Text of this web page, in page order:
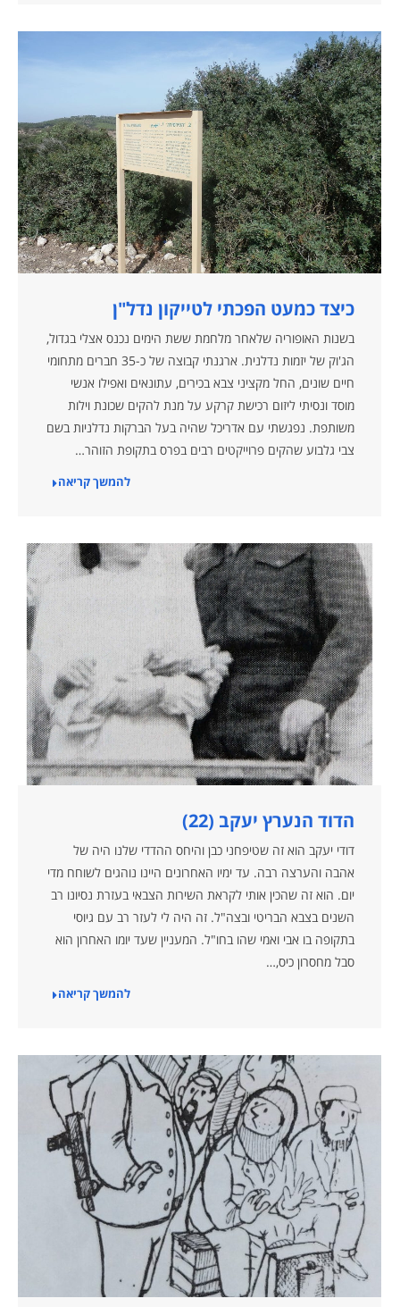
כיצד כמעט הפכתי לטייקון נדל"ן
בשנות האופוריה שלאחר מלחמת ששת הימים נכנס אצלי בגדול,
הג'וק של יזמות נדלנית. ארגנתי קבוצה של כ-35 חברים מתחומי
חיים שונים, החל מקציני צבא בכירים, עתונאים ואפילו אנשי
מוסד ונסיתי ליזום רכישת קרקע על מנת להקים שכונת וילות
משותפת. נפגשתי עם אדריכל שהיה בעל הברקות נדלניות בשם
צבי גלבוע שהקים פרוייקטים רבים בפרס בתקופת הזוהר…
להמשך קריאה
הדוד הנערץ יעקב (22)
דודי יעקב הוא זה שטיפחני כבן והיחס ההדדי שלנו היה של
אהבה והערצה רבה. עד ימיו האחרונים היינו נוהגים לשוחח מדי
יום. הוא זה שהכין אותי לקראת השירות הצבאי בעזרת נסיונו רב
השנים בצבא הבריטי ובצה"ל. זה היה לי לעזר רב עם גיוסי
בתקופה בו אבי ואמי שהו בחו"ל. המעניין שעד יומו האחרון הוא
סבל מחסרון כיס,…
להמשך קריאה